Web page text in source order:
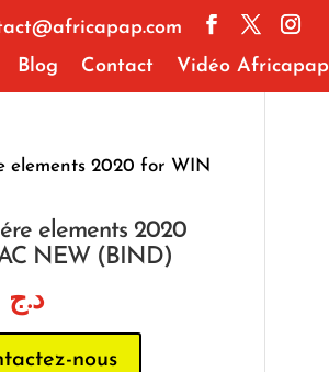
Blog Contact Vidéo Africapap
elements 2020 for WIN
elements 2020
NEW (BIND)
د.ج
nous